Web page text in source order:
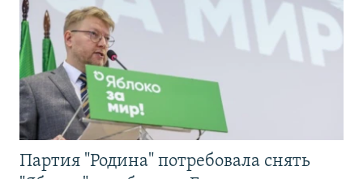
Партия "Родина" потребовала снять